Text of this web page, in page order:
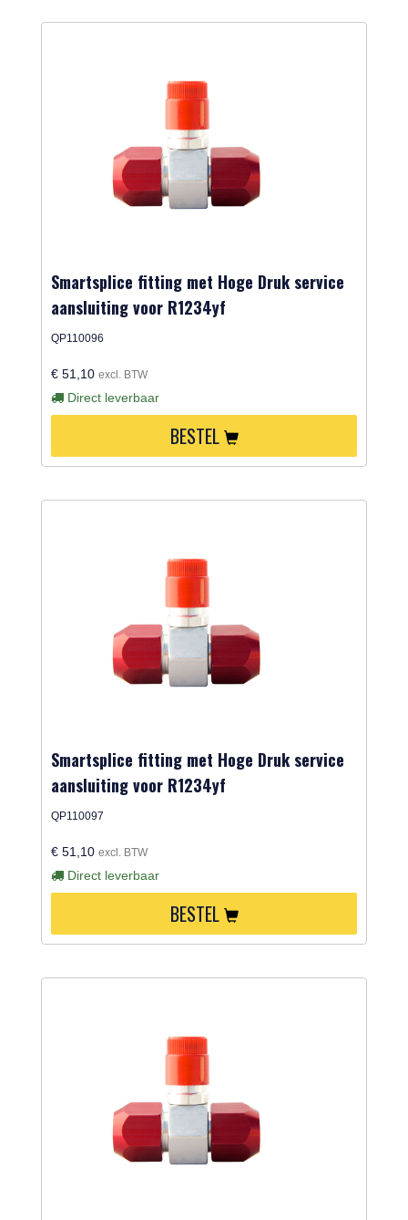
Smartsplice fitting met Hoge Druk service
aansluiting voor R1234yf
QP110096
€ 51,10 excl. BTW
Direct leverbaar
BESTEL
Smartsplice fitting met Hoge Druk service
aansluiting voor R1234yf
QP110097
€ 51,10 excl. BTW
Direct leverbaar
BESTEL